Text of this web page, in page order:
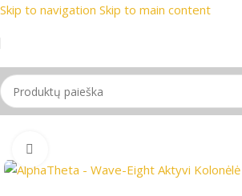
Skip to navigation Skip to main content
Pradžia/PRO Audio/Garso kolonėlės/